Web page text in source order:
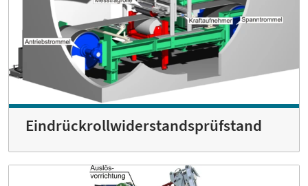
Eindrückrollwiderstandsprüfstand